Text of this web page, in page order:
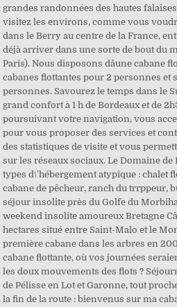
grandes randonnées des hautes
visitez les environs, comme vous
dans le Berry au centre de la France, entre
déjà arriver dans une sorte de bout du
Paris). Nous disposons dâune cabane
cabanes flottantes pour 2 personnes et
personnes. Savourez le temps dans le
grand confort à 1 h de Bordeaux et de
poursuivant votre navigation, vous
pour vous proposer des services et
des statistiques de visite et vous
sur les réseaux sociaux. Le Domaine
types d\'hébergement atypique : chalet
cabane de pêcheur, ranch du trrppeur,
séjour insolite près du Golfe du
weekend insolite amoureux Bretagne
hectares situé entre Saint-Malo et le
première cabane dans les arbres en
cabane flottante, où vos journées
les doux mouvements des flots ?
de Pélisse en Lot et Garonne, tout
la fin de la route : bienvenus sur ma